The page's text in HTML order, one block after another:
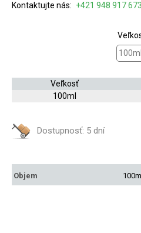
Kontaktujte nás: +421 948 917 673
100ml
Veľkosť
100ml
Dostupnosť: 5 dní
Objem 100ml